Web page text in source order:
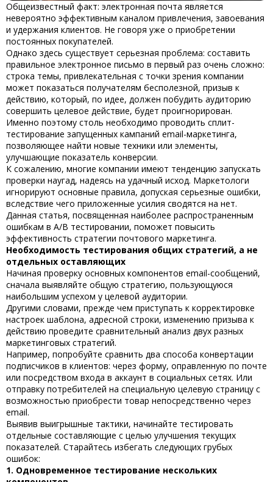
Общеизвестный факт: электронная почта является
невероятно эффективным каналом привлечения, завоевания
и удержания клиентов. Не говоря уже о приобретении
постоянных покупателей.
Однако здесь существует серьезная проблема: составить
правильное электронное письмо в первый раз очень сложно:
строка темы, привлекательная с точки зрения компании
может показаться получателям бесполезной, призыв к
действию, который, по идее, должен побудить аудиторию
совершить целевое действие, будет проигнорирован.
Именно поэтому столь необходимо проводить сплит-
тестирование запущенных кампаний email-маркетинга,
позволяющее найти новые техники или элементы,
улучшающие показатель конверсии.
К сожалению, многие компании имеют тенденцию запускать
проверки наугад, надеясь на удачный исход. Маркетологи
игнорируют основные правила, допуская серьезные ошибки,
вследствие чего приложенные усилия сводятся на нет.
Данная статья, посвященная наиболее распространенным
ошибкам в A/B тестировании, поможет повысить
эффективность стратегии почтового маркетинга.
Необходимость тестирования общих стратегий, а не
отдельных оставляющих
Начиная проверку основных компонентов email-сообщений,
сначала выявляйте общую стратегию, пользующуюся
наибольшим успехом у целевой аудитории.
Другими словами, прежде чем приступать к корректировке
настроек шаблона, адресной строки, изменению призыва к
действию проведите сравнительный анализ двух разных
маркетинговых стратегий.
Например, попробуйте сравнить два способа конвертации
подписчиков в клиентов: через форму, оправленную по почте
или посредством входа в аккаунт в социальных сетях. Или
отправку потребителей на специальную целевую страницу с
возможностью приобрести товар непосредственно через
email.
Выявив выигрышные тактики, начинайте тестировать
отдельные составляющие с целью улучшения текущих
показателей. Старайтесь избегать следующих грубых
ошибок:
1. Одновременное тестирование нескольких